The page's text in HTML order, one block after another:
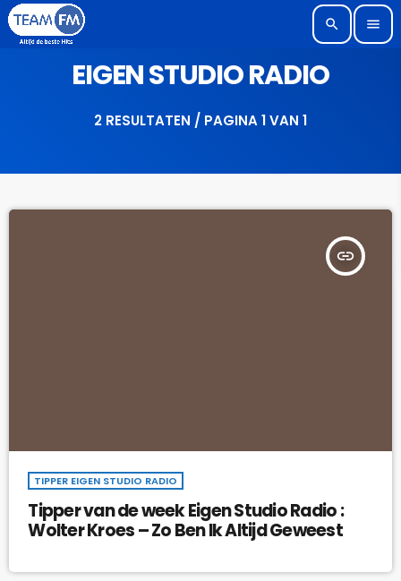
search menu
EIGEN STUDIO RADIO
2 RESULTATEN / PAGINA 1 VAN 1
insert_link
TIPPER EIGEN STUDIO RADIO
Tipper van de week Eigen Studio Radio :
Wolter Kroes – Zo Ben Ik Altijd Geweest